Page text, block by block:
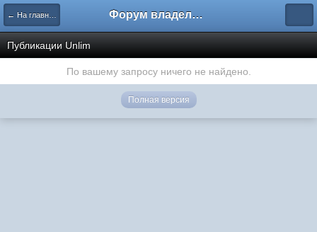
← На главную Форум владельцев интернет-магазинов
Публикации Unlim
По вашему запросу ничего не найдено.
Полная версия